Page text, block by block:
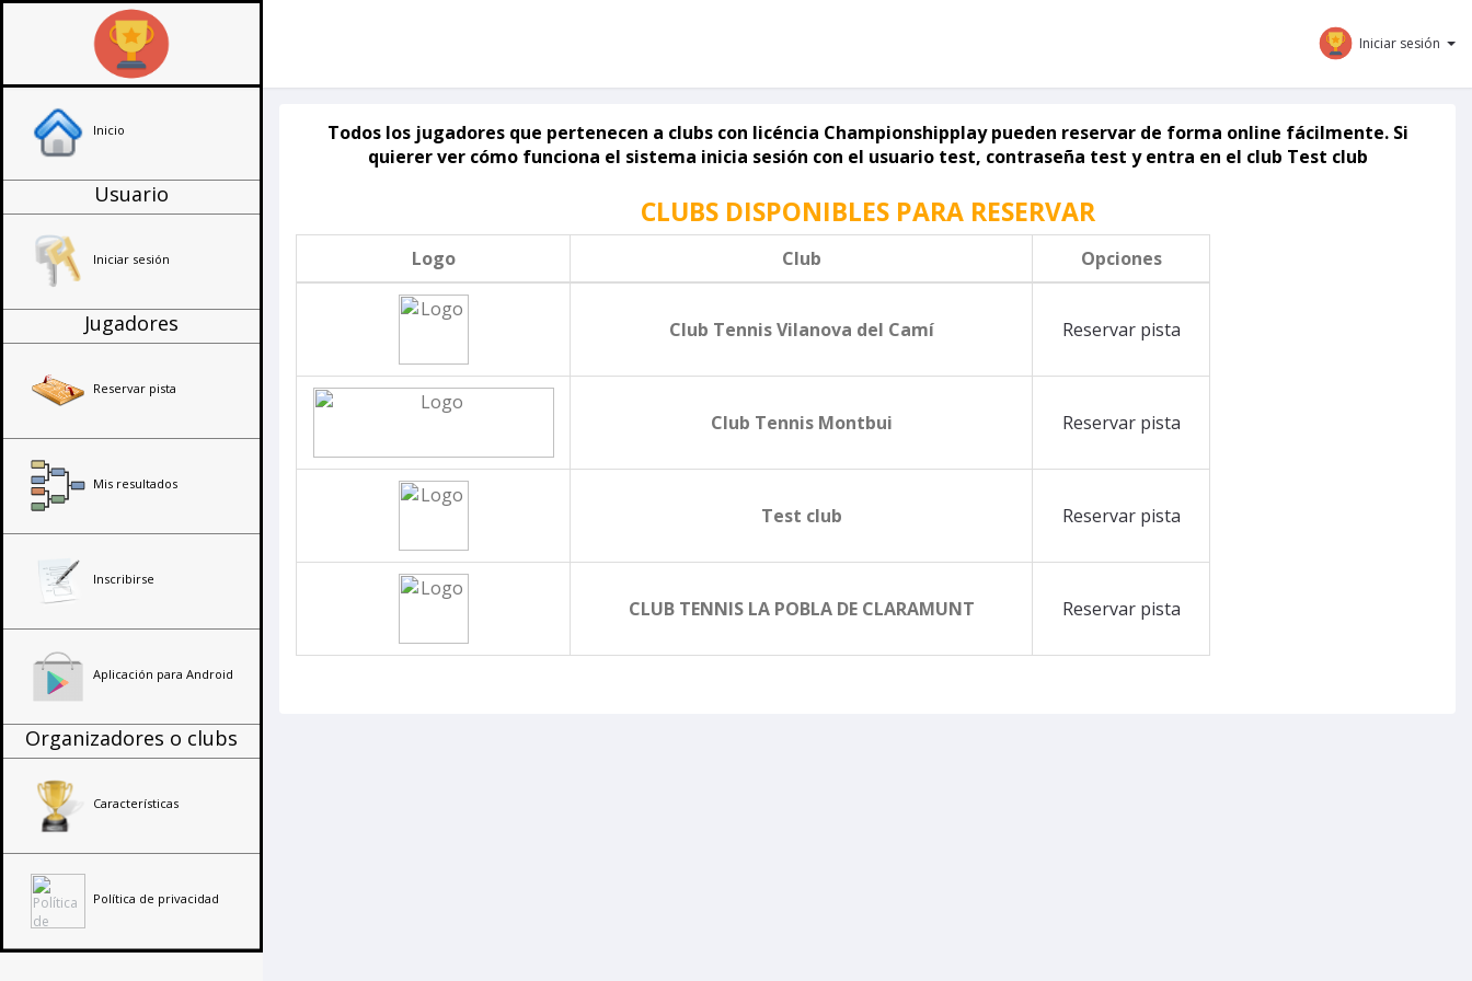
Iniciar sesión
Inicio
Usuario
Iniciar sesión
Jugadores
Reservar pista
Mis resultados
Inscribirse
Aplicación para Android
Organizadores o clubs
Características
Política de privacidad
Todos los jugadores que pertenecen a clubs con licéncia Championshipplay pueden reservar de forma online fácilmente. Si
quierer ver cómo funciona el sistema inicia sesión con el usuario test, contraseña test y entra en el club Test club
CLUBS DISPONIBLES PARA RESERVAR
Logo Club Opciones
Club Tennis Vilanova del Camí Reservar pista
Club Tennis Montbui Reservar pista
Test club Reservar pista
CLUB TENNIS LA POBLA DE CLARAMUNT Reservar pista